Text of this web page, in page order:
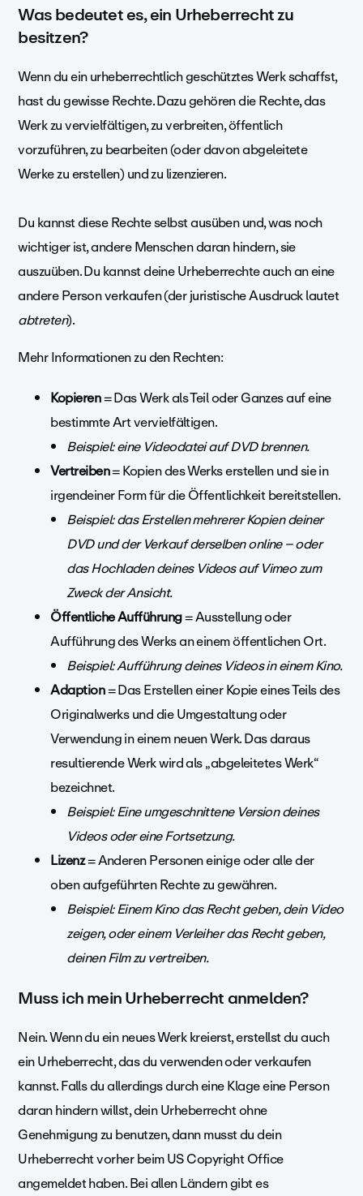
Was bedeutet es, ein Urheberrecht zu
besitzen?
Wenn du ein urheberrechtlich geschütztes Werk schaffst,
hast du gewisse Rechte. Dazu gehören die Rechte, das
Werk zu vervielfältigen, zu verbreiten, öffentlich
vorzuführen, zu bearbeiten (oder davon abgeleitete
Werke zu erstellen) und zu lizenzieren.
Du kannst diese Rechte selbst ausüben und, was noch
wichtiger ist, andere Menschen daran hindern, sie
auszuüben. Du kannst deine Urheberrechte auch an eine
andere Person verkaufen (der juristische Ausdruck lautet
abtreten).
Mehr Informationen zu den Rechten:
Kopieren= Das Werk als Teil oder Ganzes auf eine
bestimmte Art vervielfältigen.
Beispiel: eine Videodatei auf DVD brennen.
Vertreiben= Kopien des Werks erstellen und sie in
irgendeiner Form für die Öffentlichkeit bereitstellen.
Beispiel: das Erstellen mehrerer Kopien deiner
DVD und der Verkauf derselben online – oder
das Hochladen deines Videos auf Vimeo zum
Zweck der Ansicht.
Öffentliche Aufführung= Ausstellung oder
Aufführung des Werks an einem öffentlichen Ort.
Beispiel: Aufführung deines Videos in einem Kino.
Adaption= Das Erstellen einer Kopie eines Teils des
Originalwerks und die Umgestaltung oder
Verwendung in einem neuen Werk. Das daraus
resultierende Werk wird als „abgeleitetes Werk“
bezeichnet.
Beispiel: Eine umgeschnittene Version deines
Videos oder eine Fortsetzung.
Lizenz= Anderen Personen einige oder alle der
oben aufgeführten Rechte zu gewähren.
Beispiel: Einem Kino das Recht geben, dein Video
zeigen, oder einem Verleiher das Recht geben,
deinen Film zu vertreiben.
Muss ich mein Urheberrecht anmelden?
Nein. Wenn du ein neues Werk kreierst, erstellst du auch
ein Urheberrecht, das du verwenden oder verkaufen
kannst. Falls du allerdings durch eine Klage eine Person
daran hindern willst, dein Urheberrecht ohne
Genehmigung zu benutzen, dann musst du dein
Urheberrecht vorher beim US Copyright Office
angemeldet haben. Bei allen Ländern gibt es